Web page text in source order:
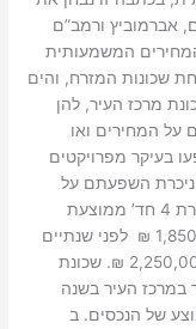
אברמוביץ ורמב”ם
המחירים המשמעותית
שכונות המזרח, והים
מרכז העיר, להן
על המחירים ואו
בעיקר מפרויקטים
העיר ניכרת השפעתם על
מחיר הדירות ועל נראות הנכסים והבניינים. דירת 4 חד’ ממוצעת
בפרויקט תמ”א 38 נמכרה בממוצע של 1,850,000 ₪ לפני שנתיים
והיום דירה שכזו נמכרת במחיר ממוצע של 2,250,000 ₪. שכונת
במרכז העיר בשנה
של הנכסים. ב